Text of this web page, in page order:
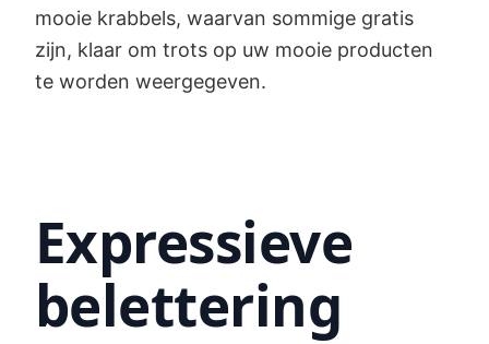
mooie krabbels, waarvan sommige gratis
zijn, klaar om trots op uw mooie producten
te worden weergegeven.
Expressieve
belettering